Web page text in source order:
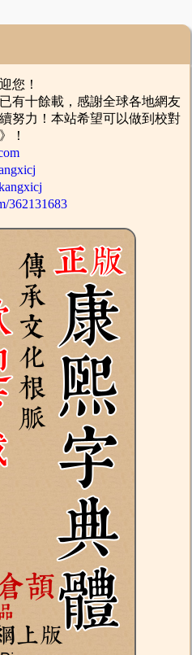
您！
十餘載，感謝全球各地網友
努力！本站希望可以做到校對
！
362131683